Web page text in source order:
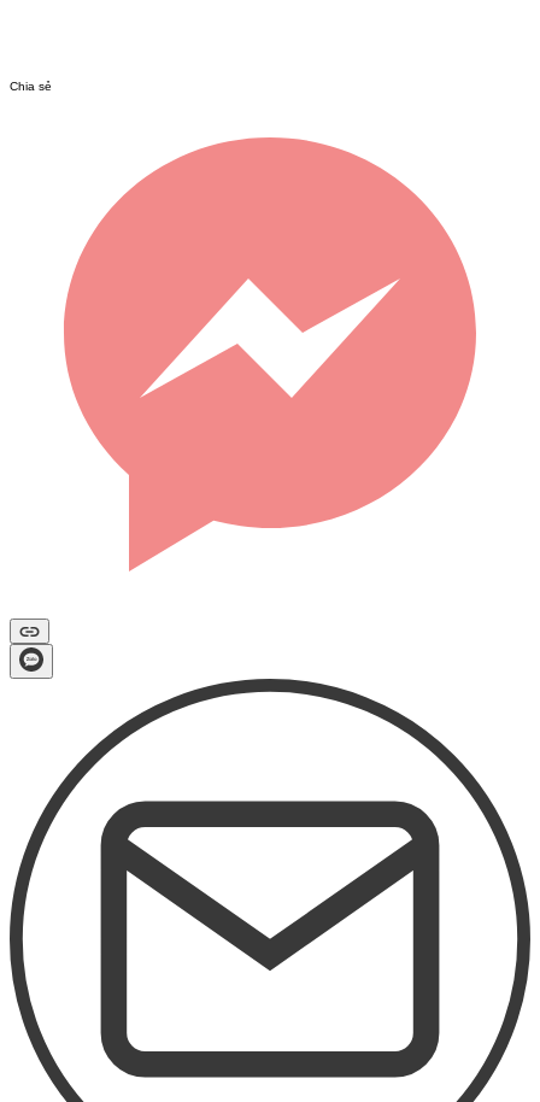
Chia sẻ